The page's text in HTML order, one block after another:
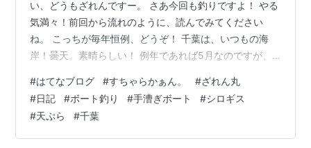
い、どうもざれんですー。 さあ今回も釣りですよ！ やる
気満々！前回から流れのように、読んでみてください
ね。 こっちが毎年恒例、どうぞ！ 千葉は、いつもの海
岸！曇天。素晴らしい！ 例年であれば5月なのですが、
なことがあれば恐らく燃え尽きるでしょう。今回は梅雨
だ台風だと、散々延期を食らった結果にここまでなだれ
込みましたから、生態の変化にも期待ですよ！ ボートの
方に今年の釣果を聞きますと、6月の台風前にシロギスが
#はてなブログ #すちゃらかぁん。 #ざれん丸
#日記 #ボート釣り #手漕ぎボート #シロギス
#天ぷら #千葉